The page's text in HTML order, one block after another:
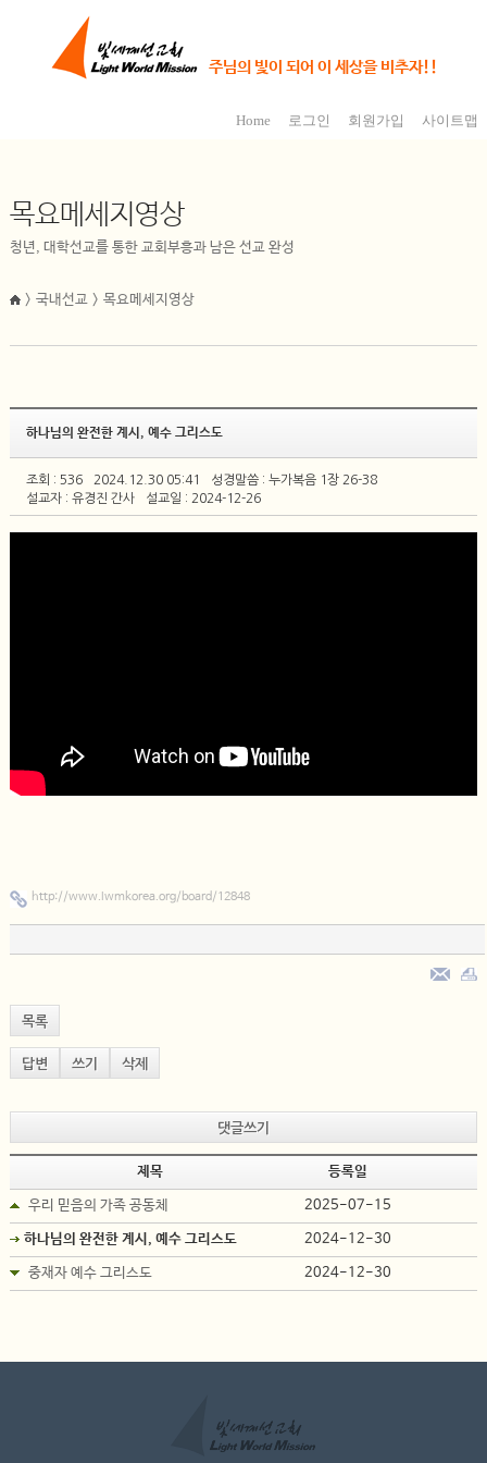
주님의 빛이 되어 이 세상을 비추자!!
Home 로그인 회원가입 사이트맵
목요메세지영상
청년, 대학선교를 통한 교회부흥과 남은 선교 완성
> 국내선교 > 목요메세지영상
하나님의 완전한 계시, 예수 그리스도
조회 : 536 2024.12.30 05:41
성경말씀 : 누가복음 1장 26-38
설교자 : 유경진 간사
설교일 : 2024-12-26
http://www.lwmkorea.org/board/12848
목록
답변 쓰기 삭제
댓글쓰기
제목 등록일
우리 믿음의 가족 공동체 2025-07-15
하나님의 완전한 계시, 예수 그리스도 2024-12-30
중재자 예수 그리스도 2024-12-30